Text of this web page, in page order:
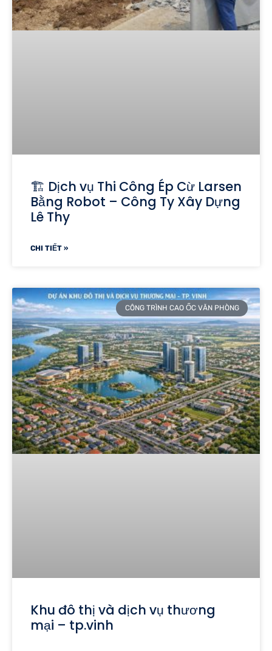
🏗️ Dịch vụ Thi Công Ép Cừ Larsen
Bằng Robot – Công Ty Xây Dựng
Lê Thy
CHI TIẾT »
CÔNG TRÌNH CAO ỐC VĂN PHÒNG
Khu đô thị và dịch vụ thương
mại – tp.vinh